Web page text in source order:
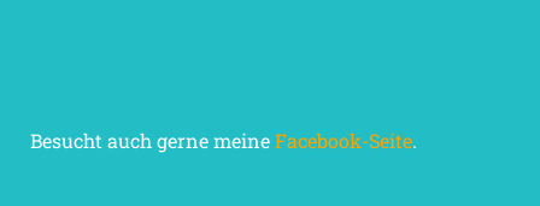
Besucht auch gerne meineFacebook-Seite.